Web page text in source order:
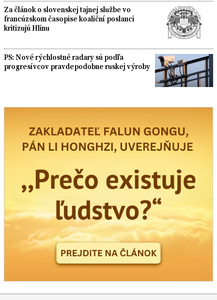
Za článok o slovenskej tajnej službe vo
francúzskom časopise koaliční poslanci
kritizujú Hlinu
PS: Nové rýchlostné radary sú podľa
progresívcov pravdepodobne ruskej výroby